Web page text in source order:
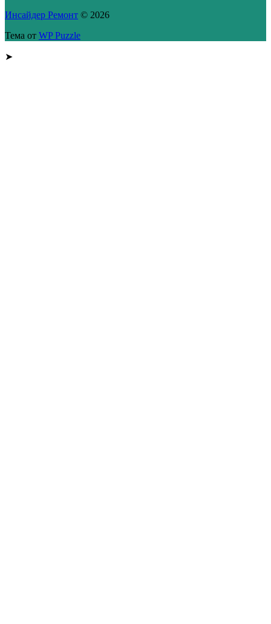
Инсайдер Ремонт © 2026
Тема от WP Puzzle
➤